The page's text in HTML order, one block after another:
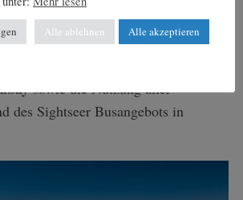
dieSwarovski Kristallweltenund die
Inklusive sind auch der Eintritt in
sowie die Nutzung aller
des Sightseer Busangebots in
Alle ablehnen Alle akzeptieren